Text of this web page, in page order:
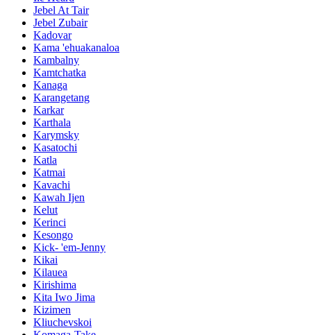
Jebel At Tair
Jebel Zubair
Kadovar
Kama 'ehuakanaloa
Kambalny
Kamtchatka
Kanaga
Karangetang
Karkar
Karthala
Karymsky
Kasatochi
Katla
Katmai
Kavachi
Kawah Ijen
Kelut
Kerinci
Kesongo
Kick- 'em-Jenny
Kikai
Kilauea
Kirishima
Kita Iwo Jima
Kizimen
Kliuchevskoi